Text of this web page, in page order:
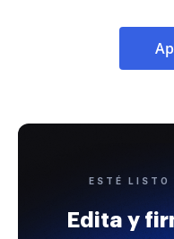
ESTÉ LISTO
Edita y